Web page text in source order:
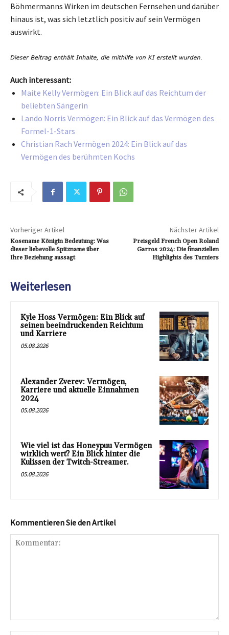
Böhmermanns Wirken im deutschen Fernsehen und darüber
hinaus ist, was sich letztlich positiv auf sein Vermögen
auswirkt.
Auch interessant:
Maite Kelly Vermögen: Ein Blick auf das Reichtum der
beliebten Sängerin
Lando Norris Vermögen: Ein Blick auf das Vermögen des
Formel-1-Stars
Christian Rach Vermögen 2024: Ein Blick auf das
Vermögen des berühmten Kochs
Vorheriger Artikel
Kosename Königin Bedeutung: Was
dieser liebevolle Spitzname über
Ihre Beziehung aussagt
Nächster Artikel
Preisgeld French Open Roland
Garros 2024: Die finanziellen
Highlights des Turniers
Weiterlesen
Kyle Hoss Vermögen: Ein Blick auf
seinen beeindruckenden Reichtum
und Karriere
05.08.2026
Alexander Zverev: Vermögen,
Karriere und aktuelle Einnahmen
2024
05.08.2026
Wie viel ist das Honeypuu Vermögen
wirklich wert? Ein Blick hinter die
Kulissen der Twitch-Streamer.
05.08.2026
Kommentieren Sie den Artikel